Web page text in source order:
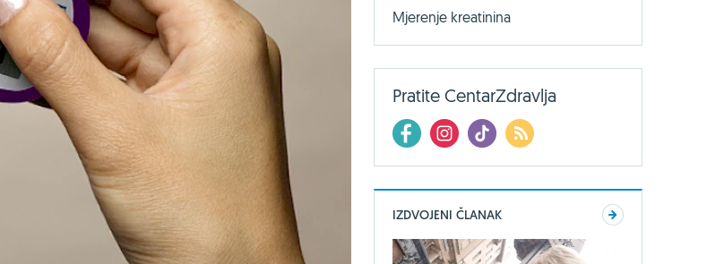
Mjerenje kreatinina
Pratite CentarZdravlja
IZDVOJENI ČLANAK